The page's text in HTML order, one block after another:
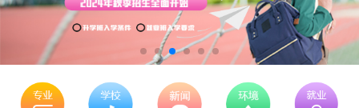
农业机械运维 30 21 技能证书+学历证书 立即预约
通信运营服务 21 技能证书+学历证书 立即预约
计算机应用与维修 50 35 技能证书+学历证书 立即预约
幼儿教育 150 105 技能证书+学历证书 立即预约